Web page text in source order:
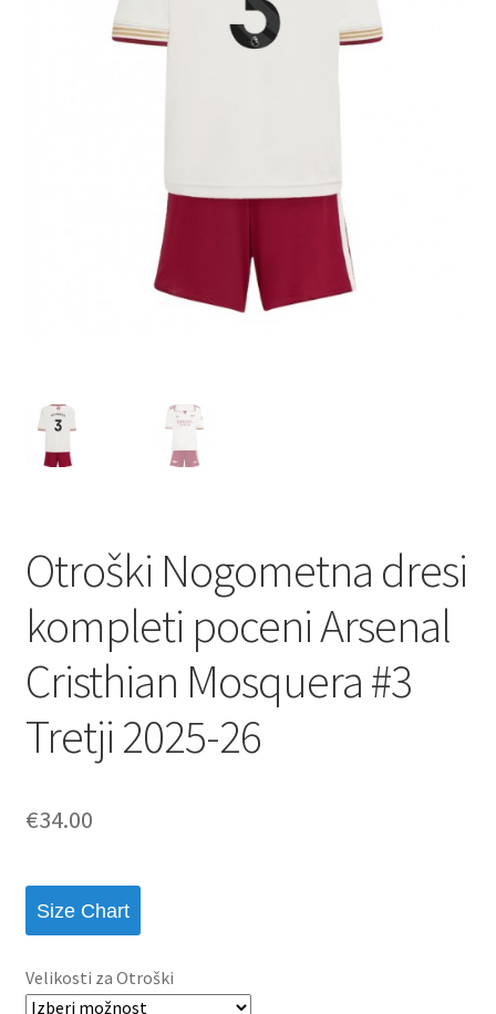
Otroški Nogometna dresi
kompleti poceni Arsenal
Cristhian Mosquera #3
Tretji 2025-26
€34.00
Size Chart
Velikosti za Otroški